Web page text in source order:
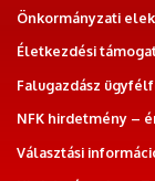
Önkormányzati
Életkezdési
Falugazdász
NFK hirdetmény –
Választási